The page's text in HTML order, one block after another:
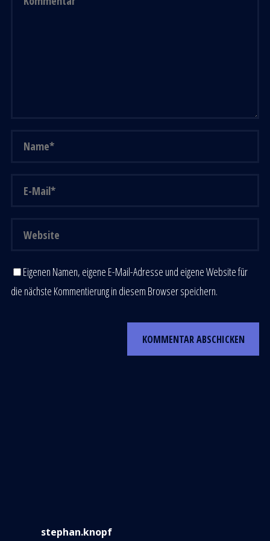
Eigenen Namen, eigene E-Mail-Adresse und eigene Website für
die nächste Kommentierung in diesem Browser speichern.
stephan.knopf